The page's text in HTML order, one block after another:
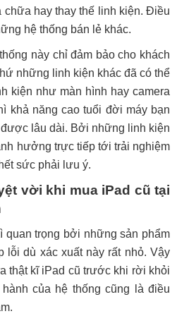
hay thay thế linh kiện. Điều
hệ thống bán lẻ khác.
này chỉ đảm bảo cho khách
những linh kiện khác đã có thể
kiện như màn hình hay camera
khả năng cao tuổi đời máy bạn
lâu dài. Bởi những linh kiện
hưởng trực tiếp tới trải nghiệm
sức phải lưu ý.
vời khi mua iPad cũ tại
quan trọng bởi những sản phẩm
lỗi dù xác xuất này rất nhỏ. Vậy
thật kĩ iPad cũ trước khi rời khỏi
của hệ thống cũng là điều